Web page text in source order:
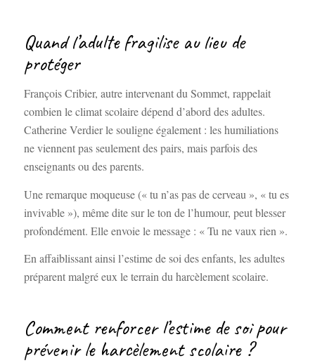
Quand l’adulte fragilise au lieu de
protéger
François Cribier, autre intervenant du Sommet, rappelait
combien le climat scolaire dépend d’abord des adultes.
Catherine Verdier le souligne également : les humiliations
ne viennent pas seulement des pairs, mais parfois des
enseignants ou des parents.
Une remarque moqueuse (« tu n’as pas de cerveau », « tu es
invivable »), même dite sur le ton de l’humour, peut blesser
profondément. Elle envoie le message : « Tu ne vaux rien ».
En affaiblissant ainsi l’estime de soi des enfants, les adultes
préparent malgré eux le terrain du harcèlement scolaire.
Comment renforcer l’estime de soi pour
prévenir le harcèlement scolaire ?